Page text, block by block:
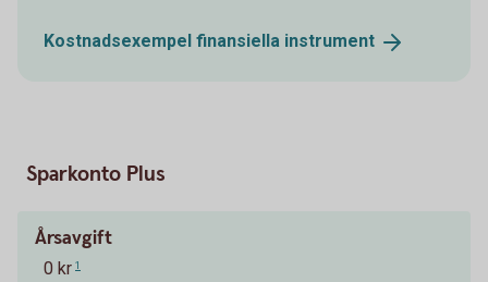
Kostnadsexempel finansiella instrument
Sparkonto Plus
Årsavgift
0 kr 1